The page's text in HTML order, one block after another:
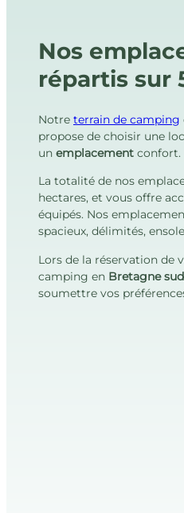
Nos
répartis sur
Notre terrain de camping
propose de choisir une
un emplacement confort.
La totalité de nos
hectares, et vous offre
équipés. Nos
spacieux, délimités,
Lors de la réservation de
camping en Bretagne sud
soumettre vos